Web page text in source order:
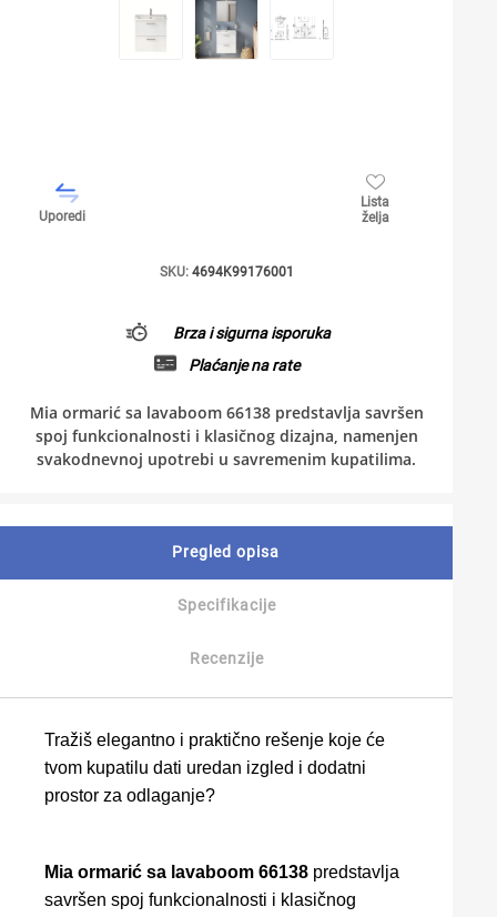
Uporedi
Lista
želja
SKU: 4694K99176001
Brza i sigurna isporuka
Plaćanje na rate
Mia ormarić sa lavaboom 66138 predstavlja savršen
spoj funkcionalnosti i klasičnog dizajna, namenjen
svakodnevnoj upotrebi u savremenim kupatilima.
Pregled opisa
Specifikacije
Recenzije
Tražiš elegantno i praktično rešenje koje će
tvom kupatilu dati uredan izgled i dodatni
prostor za odlaganje?
Mia ormarić sa lavaboom 66138 predstavlja
savršen spoj funkcionalnosti i klasičnog